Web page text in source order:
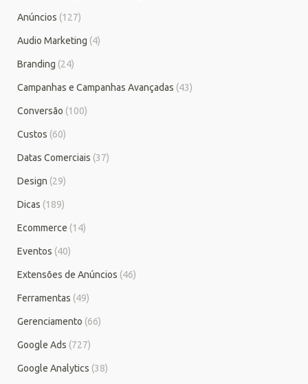
Anúncios (127)
Audio Marketing (4)
Branding (24)
Campanhas e Campanhas Avançadas (43)
Conversão (100)
Custos (60)
Datas Comerciais (37)
Design (29)
Dicas (189)
Ecommerce (14)
Eventos (40)
Extensões de Anúncios (46)
Ferramentas (49)
Gerenciamento (66)
Google Ads (727)
Google Analytics (38)